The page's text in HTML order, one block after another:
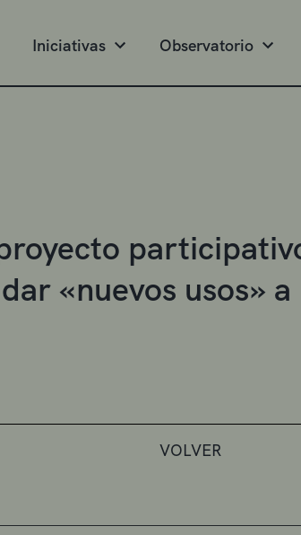
Iniciativas Observatorio
«nuevos usos»
VOLVER